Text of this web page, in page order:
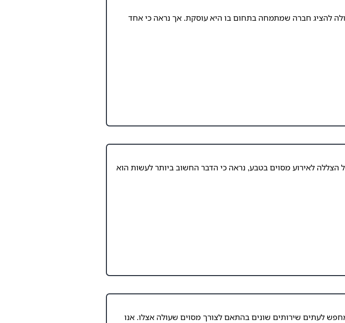
להציג חברה שמתמחה בתחום בו היא עוסקת. אך נראה כי אחד
לאירוע מסוים בטבע, נראה כי הדבר החשוב ביותר לעשות הוא
לעתים שירותים שונים בהתאם לצורך מסוים שעולה אצלו. אנו